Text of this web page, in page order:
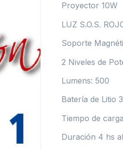
Proyector 10W
LUZ S.O.S.
Soporte
2 Niveles de
Lumens: 500
Batería de Litio
Tiempo de
Duración 4 hs